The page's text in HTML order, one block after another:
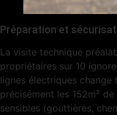
Préparation et
La visite technique
propriétaires sur 10
lignes électriques change
précisément les 152m²
sensibles (gouttières,